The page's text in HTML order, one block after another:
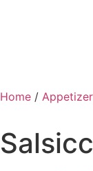
Home / Appetizer